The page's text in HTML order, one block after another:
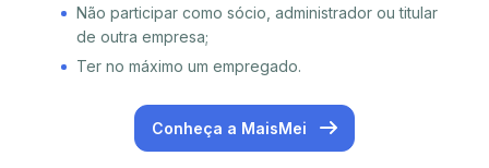
Não participar como sócio, administrador ou titular
de outra empresa;
Ter no máximo um empregado.
Conheça a MaisMei